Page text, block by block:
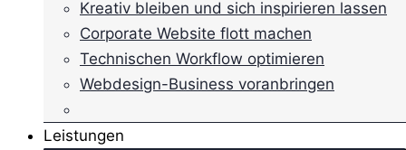
Kreativ bleiben und sich inspirieren lassen
Corporate Website flott machen
Technischen Workflow optimieren
Webdesign-Business voranbringen
Leistungen